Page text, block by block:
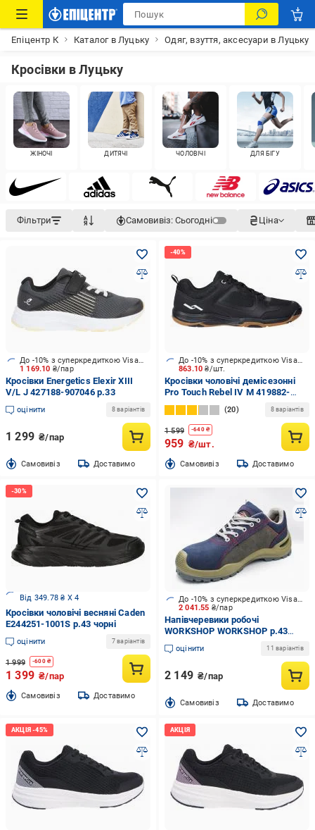
Епіцентр К Каталог в Луцьку Одяг, взуття, аксесуари в Луцьку
Кросівки в Луцьку
ЖІНОЧІ ДИТЯЧІ ЧОЛОВІЧІ ДЛЯ БІГУ
Фільтри Самовивіз: Сьогодні Ціна
1 169.10 ₴/пар
До -10% з суперкредиткою Visa Вигода
Кросівки Energetics Elexir XIII
V/L J 427188-907046 р.33
оцінити 8 варіантів
1 299 ₴/пар
Cамовивіз Доставимо
863.10₴/шт.
До -10% з суперкредиткою Visa Вигода
Кросівки чоловічі демісезонні
Pro Touch Rebel IV M 419882-
900050 р.40 чорні
20 8 варіантів
1 599 -640₴
959 ₴/шт.
Cамовивіз Доставимо
Від 349.78 ₴ X 4
Кросівки чоловічі весняні Caden
E244251-1001S р.43 чорні
оцінити 7 варіантів
1 999 -600₴
1 399 ₴/пар
Cамовивіз Доставимо
2 041.55 ₴/пар
До -10% з суперкредиткою Visa Вигода
Напівчеревики робочі
WORKSHOP WORKSHOP р.43
5358729543 сіро-синій
оцінити 11 варіантів
2 149 ₴/пар
Cамовивіз Доставимо